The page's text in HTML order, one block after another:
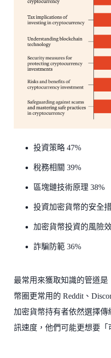
投資策略 47%
稅務相關 39%
區塊鏈技術原理 38%
投資加密貨幣的安全
加密貨幣投資的風險
詐騙防範 36%
最常用來獲取知識的管道是
幣圈更常用的 Reddit、
加密貨幣持有者依然選擇
訊速度，他們可能更想要「